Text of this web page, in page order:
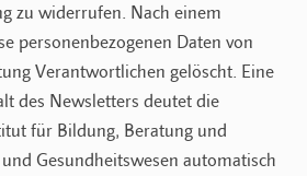
zu widerrufen. Nach einem
personenbezogenen Daten von
Verantwortlichen gelöscht. Eine
des Newsletters deutet die
für Bildung, Beratung und
Gesundheitswesen automatisch